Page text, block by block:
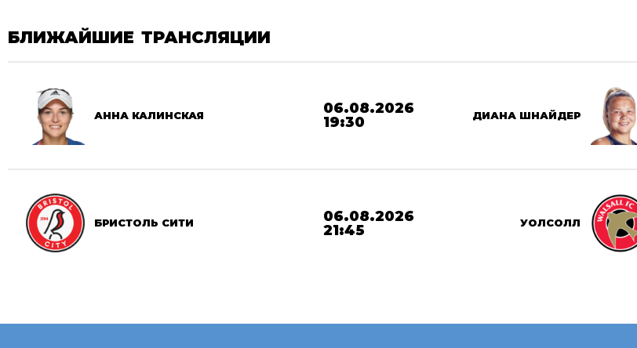
БЛИЖАЙШИЕ ТРАНСЛЯЦИИ
АННА КАЛИНСКАЯ
06.08.2026
19:30
ДИАНА ШНАЙДЕР
БРИСТОЛЬ СИТИ
06.08.2026
21:45
УОЛСОЛЛ